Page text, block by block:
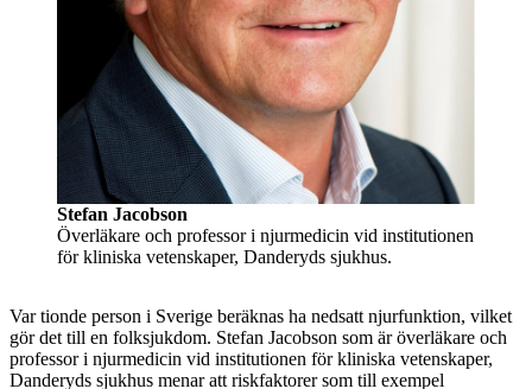
Stefan Jacobson
Överläkare och professor i njurmedicin vid institutionen
för kliniska vetenskaper, Danderyds sjukhus.
Var tionde person i Sverige beräknas ha nedsatt njurfunktion, vilket
gör det till en folksjukdom. Stefan Jacobson som är överläkare och
professor i njurmedicin vid institutionen för kliniska vetenskaper,
Danderyds sjukhus menar att riskfaktorer som till exempel